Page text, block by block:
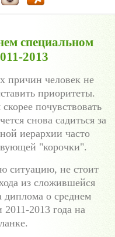
специальном
2013
причин человек не
приоритеты.
почувствовать
снова садиться за
иерархии часто
"корочки".
ситуацию, не стоит
из сложившейся
диплома о среднем
2013 года на